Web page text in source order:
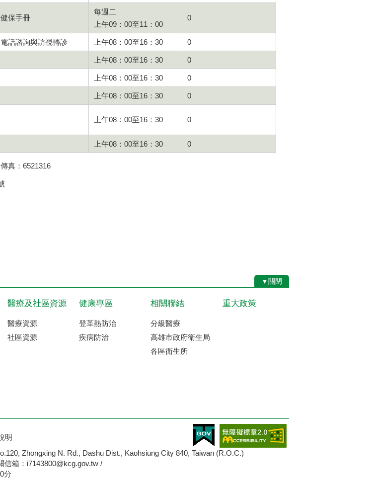
健保手冊
每週二
上午09：00至11：00
0
電話諮詢與訪視轉診 上午08：00至16：30 0
上午08：00至16：30 0
上午08：00至16：30 0
上午08：00至16：30 0
上午08：00至16：30 0
上午08：00至16：30 0
真：6521316
▼關閉
醫療及社區資源
醫療資源
社區資源
健康專區
登革熱防治
疾病防治
相關聯結
分級醫療
高雄市政府衛生局
各區衛生所
重大政策
明
Zhongxing N. Rd., Dashu Dist., Kaohsiung City 840, Taiwan (R.O.C.)
信箱：i7143800@kcg.gov.tw /
分